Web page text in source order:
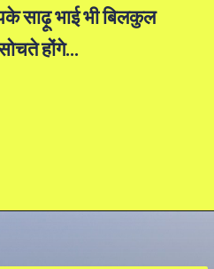
साढ़ू भाई भी बिलकुल
होंगे...